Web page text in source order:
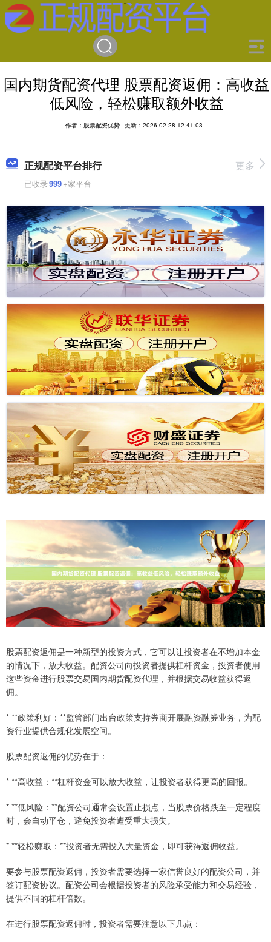
国内期货配资代理 股票配资返佣：高收益
低风险，轻松赚取额外收益
作者：股票配资优势 更新：2026-02-28 12:41:03
正规配资平台排行
已收录999+家平台
更多
股票配资返佣是一种新型的投资方式，它可以让投资者在不增加本金
的情况下，放大收益。配资公司向投资者提供杠杆资金，投资者使用
这些资金进行股票交易国内期货配资代理，并根据交易收益获得返
佣。
* **政策利好：**监管部门出台政策支持券商开展融资融券业务，为配
资行业提供合规化发展空间。
股票配资返佣的优势在于：
* **高收益：**杠杆资金可以放大收益，让投资者获得更高的回报。
* **低风险：**配资公司通常会设置止损点，当股票价格跌至一定程度
时，会自动平仓，避免投资者遭受重大损失。
* **轻松赚取：**投资者无需投入大量资金，即可获得返佣收益。
要参与股票配资返佣，投资者需要选择一家信誉良好的配资公司，并
签订配资协议。配资公司会根据投资者的风险承受能力和交易经验，
提供不同的杠杆倍数。
在进行股票配资返佣时，投资者需要注意以下几点：